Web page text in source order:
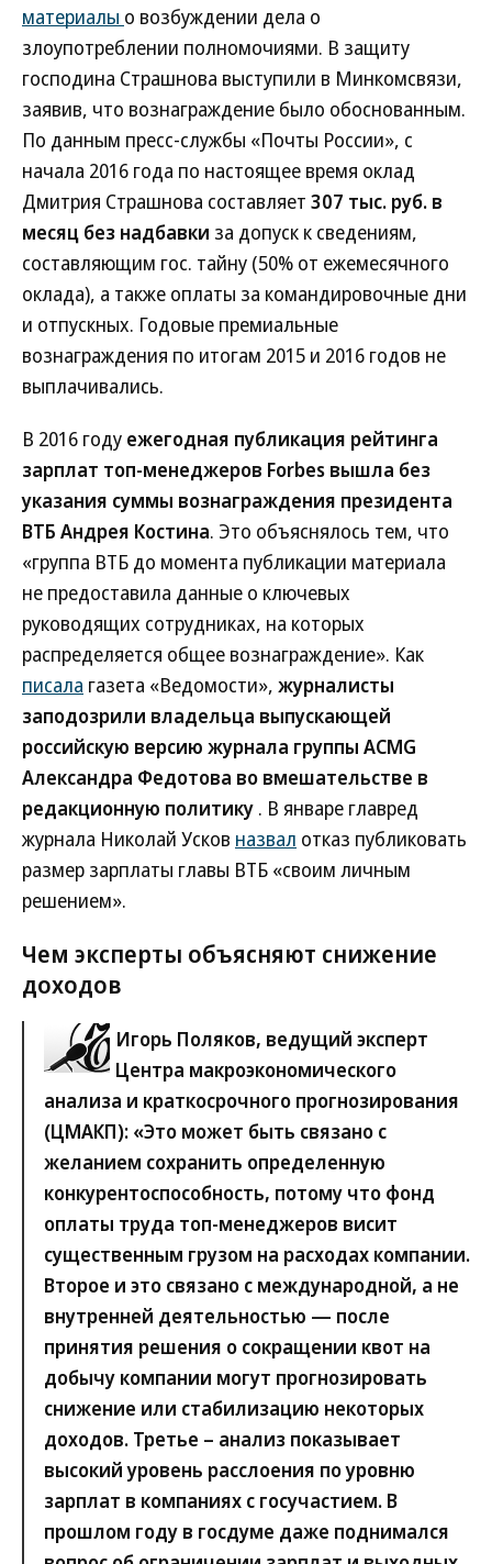
материалы о возбуждении дела о
злоупотреблении полномочиями. В защиту
господина Страшнова выступили в Минкомсвязи,
заявив, что вознаграждение было обоснованным.
По данным пресс-службы «Почты России», с
начала 2016 года по настоящее время оклад
Дмитрия Страшнова составляет 307 тыс. руб. в
месяц без надбавки за допуск к сведениям,
составляющим гос. тайну (50% от ежемесячного
оклада), а также оплаты за командировочные дни
и отпускных. Годовые премиальные
вознаграждения по итогам 2015 и 2016 годов не
выплачивались.
В 2016 году ежегодная публикация рейтинга
зарплат топ-менеджеров Forbes вышла без
указания суммы вознаграждения президента
ВТБ Андрея Костина. Это объяснялось тем, что
«группа ВТБ до момента публикации материала
не предоставила данные о ключевых
руководящих сотрудниках, на которых
распределяется общее вознаграждение». Как
писала газета «Ведомости», журналисты
заподозрили владельца выпускающей
российскую версию журнала группы ACMG
Александра Федотова во вмешательстве в
редакционную политику . В январе главред
журнала Николай Усков назвал отказ публиковать
размер зарплаты главы ВТБ «своим личным
решением».
Чем эксперты объясняют снижение
доходов
Игорь Поляков, ведущий эксперт
Центра макроэкономического
анализа и краткосрочного прогнозирования
(ЦМАКП): «Это может быть связано с
желанием сохранить определенную
конкурентоспособность, потому что фонд
оплаты труда топ-менеджеров висит
существенным грузом на расходах компании.
Второе и это связано с международной, а не
внутренней деятельностью — после
принятия решения о сокращении квот на
добычу компании могут прогнозировать
снижение или стабилизацию некоторых
доходов. Третье – анализ показывает
высокий уровень расслоения по уровню
зарплат в компаниях с госучастием. В
прошлом году в госдуме даже поднимался